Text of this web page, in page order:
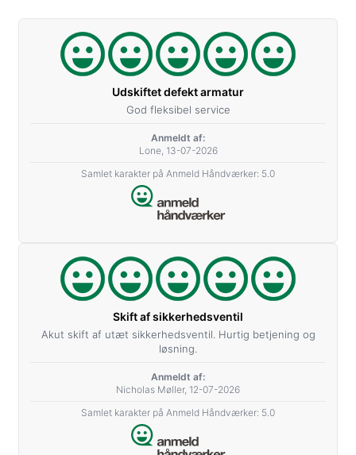
Udskiftet defekt armatur
God fleksibel service
Anmeldt af:
Lone, 13-07-2026
Samlet karakter på Anmeld Håndværker: 5.0
Skift af sikkerhedsventil
Akut skift af utæt sikkerhedsventil. Hurtig betjening og
løsning.
Anmeldt af:
Nicholas Møller, 12-07-2026
Samlet karakter på Anmeld Håndværker: 5.0